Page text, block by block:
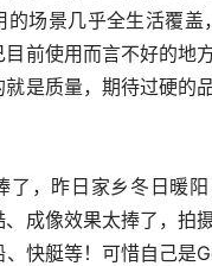
的场景几乎全生活覆
前使用而言不好的地
是质量，期待过硬的
、成像效果太捧了，拍
、快艇等！可惜自己是